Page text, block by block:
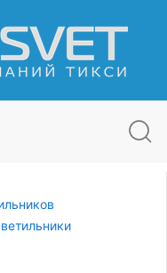
Pandora LED